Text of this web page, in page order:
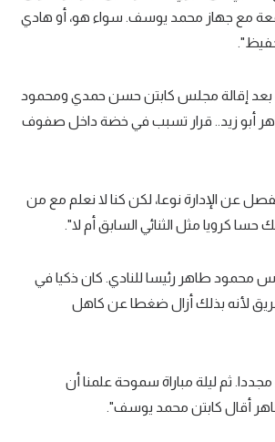
مع جهاز محمد يوسف. سواء هو، أو هادي
بعد إقالة مجلس كابتن حسن حمدي ومحمود
أبو زيد.. قرار تسبب في خضة داخل صفوف
عن الإدارة نوعا، لكن كنا لا نعلم مع من
كرويا مثل الثنائي السابق أم لا".
محمود طاهر رئيسا للنادي. كان ذكيا في
لأنه بذلك أزال ضغطا عن كاهل
ثم ليلة مباراة سموحة علمنا أن
أقال كابتن محمد يوسف".